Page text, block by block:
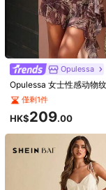
Sweetina
Opulessa
僅剩1件
HK$209.00